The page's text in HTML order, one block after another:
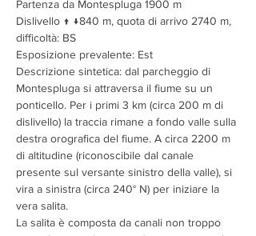
Partenza da Montespluga 1900 m
Dislivello ↑ ↓840 m, quota di arrivo 2740 m,
difficoltà: BS
Esposizione prevalente: Est
Descrizione sintetica: dal parcheggio di
Montespluga si attraversa il fiume su un
ponticello. Per i primi 3 km (circa 200 m di
dislivello) la traccia rimane a fondo valle sulla
destra orografica del fiume. A circa 2200 m
di altitudine (riconoscibile dal canale
presente sul versante sinistro della valle), si
vira a sinistra (circa 240° N) per iniziare la
vera salita.
La salita è composta da canali non troppo